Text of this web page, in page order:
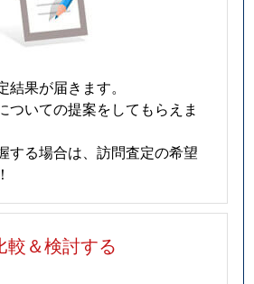
果が届きます。
ついての提案をしてもらえま
する場合は、訪問査定の希望
較＆検討する